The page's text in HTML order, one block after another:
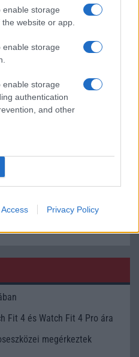
enable storage
website or app.
enable storage
enable storage
authentication
and other
Privacy Policy
automatizmusai: hat
észrevétlenül könnyíti
Police
esküszik, pedig az
a háttérben.
funkció teljesen
a mobilhasználatot –
Central
funkció, amely
használatot,
Fit 4 és Watch Fit 4 Pro ára
megérkeztek